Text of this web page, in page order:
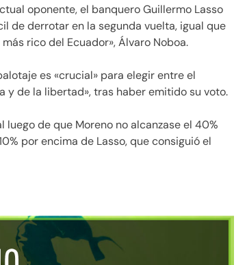
oponente, el banquero Guillermo Lasso
de derrotar en la segunda vuelta, igual que
rico del Ecuador», Álvaro Noboa.
es «crucial» para elegir entre el
y de la libertad», tras haber emitido su voto.
de que Moreno no alcanzase el 40%
por encima de Lasso, que consiguió el